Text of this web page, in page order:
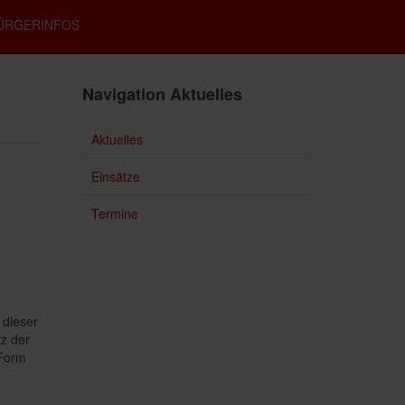
der
Navigation Aktuelles
Aktuelles
Einsätze
Termine